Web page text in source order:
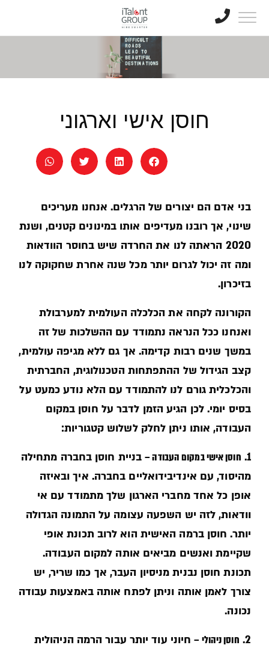
חוסן אישי וארגוני
בני אדם הם יצורים של הרגלים. אנחנו מעריכים
שינוי, אך רובנו מעדיפים אותו במינונים קטנים, ושנת
2020 הראתה לנו את החרדה שיש בחוסר הוודאות
ומה זה יכול לגרום יותר מכל שנה אחרת שחקוקה לנו
בזיכרון.
הקורונה לקחה את הכלכלה העולמית למערבולת
ואנחנו ככל הנראה נתמודד עם ההשלכות של זה
במשך שנים רבות קדימה. אך גם ללא מגיפה עולמית,
קצב הגידול של ההתפתחות הטכנולוגית, החברתית
והכלכלית גורם לנו להתמודד עם הלא נודע כמעט על
בסיס יומי. לכן הגיע הזמן לדבר על חוסן במקום
העבודה, אותו ניתן לחלק לשלוש קטגוריות:
1. חוסן אישי במקום העבודה –בניית חוסן בחברה מתחילה
מהיסוד, עם אינדיבידואליים בחברה. איך ובאיזה
אופן כל אחד מחברי הארגון שלך מתמודד עם אי
וודאות, לזה יש השפעה עצומה על התמונה הגדולה
יותר. חוסן ברמה האישית הוא לרוב תכונת אופי
שקיימת ואנשים מביאים אותה למקום העבודה.
תכונת חוסן נבנית מניסיון העבר, אך כמו שריר, יש
צורך לאמן אותה וניתן לפתח אותה באמצעות עבודה
נכונה.
2. חוסן ניהולי –חיוני עוד יותר עבור הרמה הניהולית